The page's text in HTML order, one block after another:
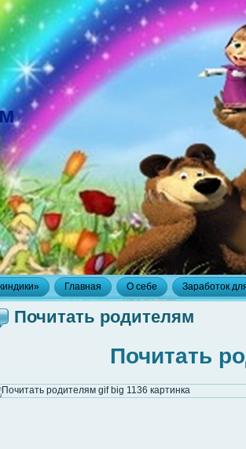
Главная О себе Заработок
Почитать родителям
Почитать